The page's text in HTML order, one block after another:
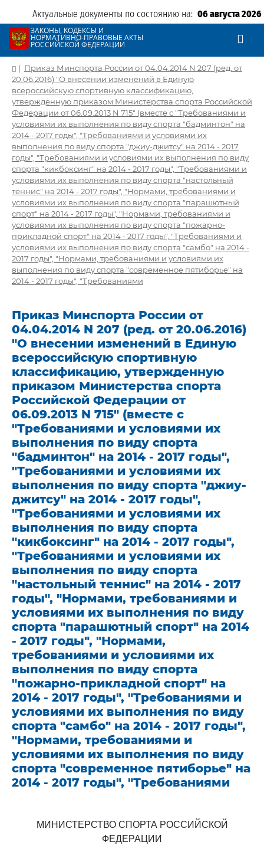
Актуальные документы по состоянию на: 06 августа 2026
ЗАКОНЫ, КОДЕКСЫ И
НОРМАТИВНО-ПРАВОВЫЕ АКТЫ
РОССИЙСКОЙ ФЕДЕРАЦИИ
| Приказ Минспорта России от 04.04.2014 N 207 (ред. от
20.06.2016) "О внесении изменений в Единую
всероссийскую спортивную классификацию,
утвержденную приказом Министерства спорта Российской
Федерации от 06.09.2013 N 715" (вместе с "Требованиями и
условиями их выполнения по виду спорта "бадминтон" на
2014 - 2017 годы", "Требованиями и условиями их
выполнения по виду спорта "джиу-джитсу" на 2014 - 2017
годы", "Требованиями и условиями их выполнения по виду
спорта "кикбоксинг" на 2014 - 2017 годы", "Требованиями и
условиями их выполнения по виду спорта "настольный
теннис" на 2014 - 2017 годы", "Нормами, требованиями и
условиями их выполнения по виду спорта "парашютный
спорт" на 2014 - 2017 годы", "Нормами, требованиями и
условиями их выполнения по виду спорта "пожарно-
прикладной спорт" на 2014 - 2017 годы", "Требованиями и
условиями их выполнения по виду спорта "самбо" на 2014 -
2017 годы", "Нормами, требованиями и условиями их
выполнения по виду спорта "современное пятиборье" на
2014 - 2017 годы", "Требованиями
Приказ Минспорта России от
04.04.2014 N 207 (ред. от 20.06.2016)
"О внесении изменений в Единую
всероссийскую спортивную
классификацию, утвержденную
приказом Министерства спорта
Российской Федерации от
06.09.2013 N 715" (вместе с
"Требованиями и условиями их
выполнения по виду спорта
"бадминтон" на 2014 - 2017 годы",
"Требованиями и условиями их
выполнения по виду спорта "джиу-
джитсу" на 2014 - 2017 годы",
"Требованиями и условиями их
выполнения по виду спорта
"кикбоксинг" на 2014 - 2017 годы",
"Требованиями и условиями их
выполнения по виду спорта
"настольный теннис" на 2014 - 2017
годы", "Нормами, требованиями и
условиями их выполнения по виду
спорта "парашютный спорт" на 2014
- 2017 годы", "Нормами,
требованиями и условиями их
выполнения по виду спорта
"пожарно-прикладной спорт" на
2014 - 2017 годы", "Требованиями и
условиями их выполнения по виду
спорта "самбо" на 2014 - 2017 годы",
"Нормами, требованиями и
условиями их выполнения по виду
спорта "современное пятиборье" на
2014 - 2017 годы", "Требованиями
МИНИСТЕРСТВО СПОРТА РОССИЙСКОЙ
ФЕДЕРАЦИИ